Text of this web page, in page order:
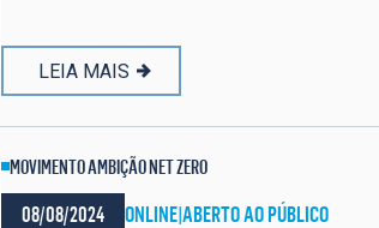
LEIA MAIS
MOVIMENTO AMBIÇÃO NET ZERO
08/08/2024 ONLINE|ABERTO AO PÚBLICO